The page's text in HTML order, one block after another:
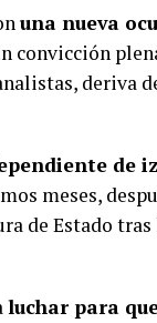
una nueva
convicción
deriva
de
meses,
de Estado
luchar para